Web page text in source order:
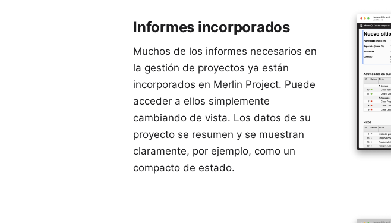
Informes incorporados
Muchos de los informes necesarios en
la gestión de proyectos ya están
incorporados en Merlin Project. Puede
acceder a ellos simplemente
cambiando de vista. Los datos de su
proyecto se resumen y se muestran
claramente, por ejemplo, como un
compacto de estado.